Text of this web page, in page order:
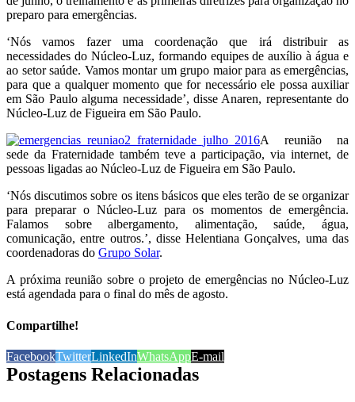
preparo para emergências.
‘Nós vamos fazer uma coordenação que irá distribuir as
necessidades do Núcleo-Luz, formando equipes de auxílio à água e
ao setor saúde. Vamos montar um grupo maior para as emergências,
para que a qualquer momento que for necessário ele possa auxiliar
em São Paulo alguma necessidade’, disse Anaren, representante do
Núcleo-Luz de Figueira em São Paulo.
A reunião na
sede da Fraternidade também teve a participação, via internet, de
pessoas ligadas ao Núcleo-Luz de Figueira em São Paulo.
‘Nós discutimos sobre os itens básicos que eles terão de se organizar
para preparar o Núcleo-Luz para os momentos de emergência.
Falamos sobre albergamento, alimentação, saúde, água,
comunicação, entre outros.’, disse Helentiana Gonçalves, uma das
coordenadoras do Grupo Solar.
A próxima reunião sobre o projeto de emergências no Núcleo-Luz
está agendada para o final do mês de agosto.
Compartilhe!
FacebookTwitterLinkedInWhatsAppE-mail
Postagens Relacionadas